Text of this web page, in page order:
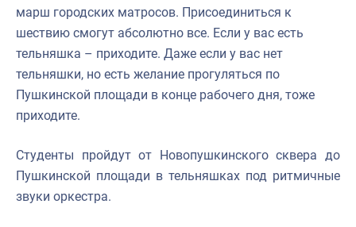
марш городских матросов. Присоединиться к
шествию смогут абсолютно все. Если у вас есть
тельняшка – приходите. Даже если у вас нет
тельняшки, но есть желание прогуляться по
Пушкинской площади в конце рабочего дня, тоже
приходите.
Студенты пройдут от Новопушкинского сквера до
Пушкинской площади в тельняшках под ритмичные
звуки оркестра.